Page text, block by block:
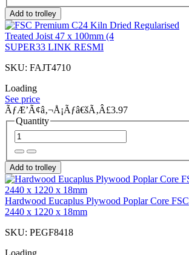
Add to trolley
SUPER33 LINK RESMI
SKU: FAJT4710
Loading
See price
ÃƒÆ’Ã¢â‚¬Å¡Ãƒâ€šÃ‚Â£3.97
Quantity
Add to trolley
Hardwood Eucaplus Plywood Poplar Core FSC
2440 x 1220 x 18mm
SKU: PEGF8418
Loading